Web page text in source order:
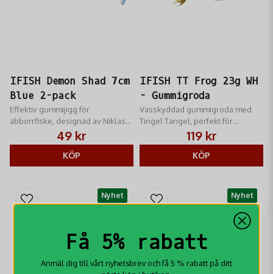
IFISH Demon Shad 7cm
Blue 2-pack
Effektiv gummijigg för
abborrfiske, designad av Niklas
Lures. Komplett med jigghuvud i
zink.
49 kr
KÖP
IFISH TT Frog 23g WH
- Gummigroda
Vasskyddad gummigroda med
Tingel Tangel, perfekt för
gäddfiske i vegetation. Anpassad
för ytfiske med spinnstopp.
119 kr
KÖP
Nyhet Nyhet
Få 5% rabatt
Anmäl dig till vårt nyhetsbrev och få 5 % rabatt på ditt